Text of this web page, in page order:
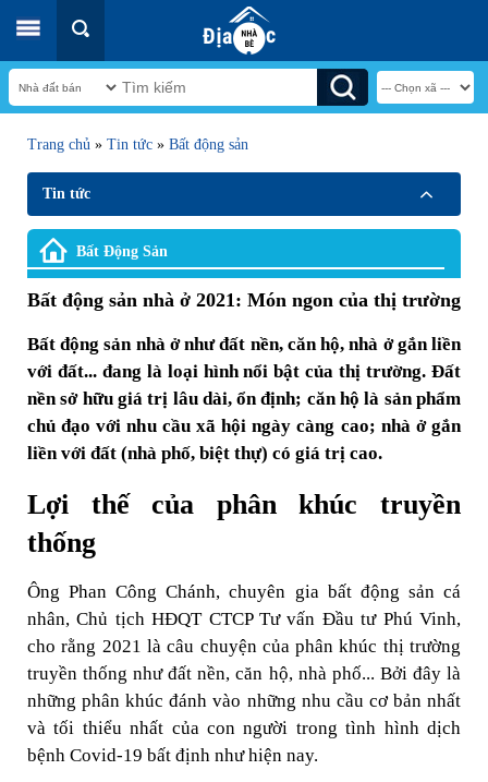
Trang chủ » Tin tức » Bất động sản
Tin tức
Bất Động Sản
Bất động sản nhà ở 2021: Món ngon của thị trường
Bất động sản nhà ở như đất nền, căn hộ, nhà ở gắn liền
với đất... đang là loại hình nổi bật của thị trường. Đất
nền sở hữu giá trị lâu dài, ổn định; căn hộ là sản phẩm
chủ đạo với nhu cầu xã hội ngày càng cao; nhà ở gắn
liền với đất (nhà phố, biệt thự) có giá trị cao.
Lợi thế của phân khúc truyền
thống
Ông Phan Công Chánh, chuyên gia bất động sản cá
nhân, Chủ tịch HĐQT CTCP Tư vấn Đầu tư Phú Vinh,
cho rằng 2021 là câu chuyện của phân khúc thị trường
truyền thống như đất nền, căn hộ, nhà phố... Bởi đây là
những phân khúc đánh vào những nhu cầu cơ bản nhất
và tối thiểu nhất của con người trong tình hình dịch
bệnh Covid-19 bất định như hiện nay.